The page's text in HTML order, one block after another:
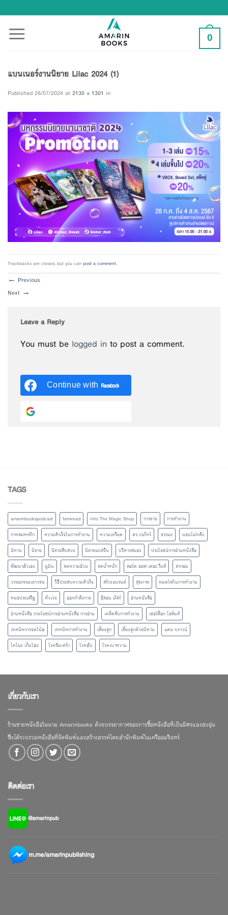
to
content
0
แบนเนอร์งานนิยาย Lilac 2024 (1)
Published 26/07/2024 at 2130 × 1301 in
Trackbacks are closed, but you canpost a comment.
← Previous
Next →
Leave a Reply
You must be logged in to post a comment.
Continue with Facebook
TAGS
amarinbookspodcast famiread Into The Magic Shop การขาย
การทำงาน
กาหลมหรทึก
ความสำเร็จในการทำงาน ความเครียด ดร.วรภัทร์ ธรรมะ
นอนไม่หลับ
นิทาน
นิยาย นิยายสืบสวน นิยายแปลจีน บริหารสมอง
ประโยชน์การอ่านหนังสือ
พัฒนาตัวเอง
มูมิน ลดความอ้วน ลดน้ำหนัก ลอร์ด ออฟ เดอะ ริงส์
ลากอม
วรรณกรรมเยาวชน
วิธีประสบความสำเร็จ สร้างแบรนด์ สุขภาพ
หมดไฟในการทำงาน
หมอประเสริฐ
หัวเว่ย ออกกำลังกาย อีลอน มัสก์
อ่านหนังสือ
อ่านหนังสือ ประโยชน์การอ่านหนังสือ การอ่าน
เคล็ดลับการทำงาน
เชอร์ล็อก โฮล์มส์
เทคนิคการจดโน้ต
เทคนิคการทำงาน เลี้ยงลูก เลี้ยงลูกด้วยนิทาน
แดน บราวน์
โคโนะ เก็นโตะ
โรคซึมเศร้า โรคตับ โรคเบาหวาน
เกี่ยวกับเรา
ร้านขายหนังสือในนาม Amarinbooks ด้วยบรรยากาศของการซื้อหนังสือที่เป็นมิตรและอบอุ่น
ซึ่งได้รวบรวมหนังสือที่จัดพิมพ์และสร้างสรรค์โดยสำนักพิมพ์ในเครืออมรินทร์
ติดต่อเรา
@amarinpub
m.me/amarinpublishing